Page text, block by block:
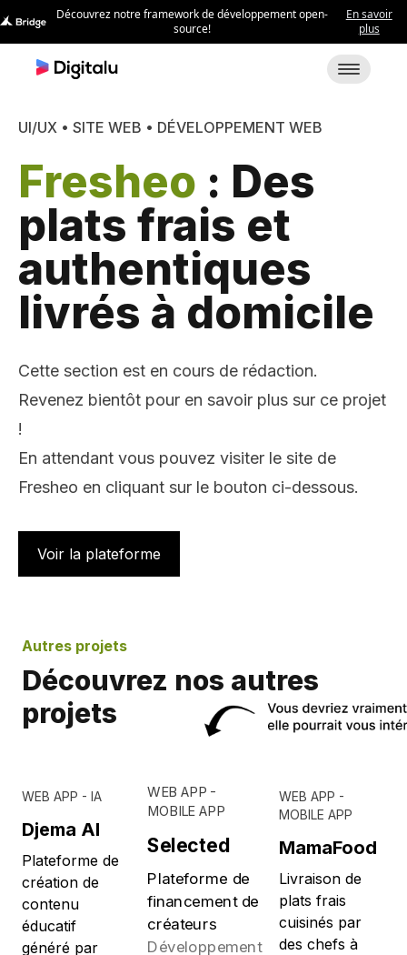
UI/UX • SITE WEB • DÉVELOPPEMENT WEB
Fresheo : Des
plats frais et
authentiques
livrés à domicile
Cette section est en cours de rédaction.
Revenez bientôt pour en savoir plus sur ce projet
!
En attendant vous pouvez visiter le site de
Fresheo en cliquant sur le bouton ci-dessous.
Voir la plateforme
Autres projets
Découvrez nos autres
projets
WEB APP - IA
Djema AI
Plateforme de
création de
contenu
éducatif
généré par
WEB APP -
MOBILE APP
Selected
Plateforme de
financement de
créateurs
Développement
WEB APP -
MOBILE APP
MamaFood
Livraison de
plats frais
cuisinés par
des chefs à